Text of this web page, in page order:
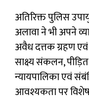
अतिरिक्त पुलिस
अलावा ने भी अपने
अवैध दत्तक ग्रहण
साक्ष्य संकलन,
न्यायपालिका एवं
आवश्यकता पर